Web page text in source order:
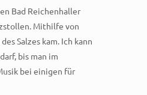
Bad Reichenhaller
Mithilfe von
Salzes kam. Ich kann
bis man im
bei einigen für